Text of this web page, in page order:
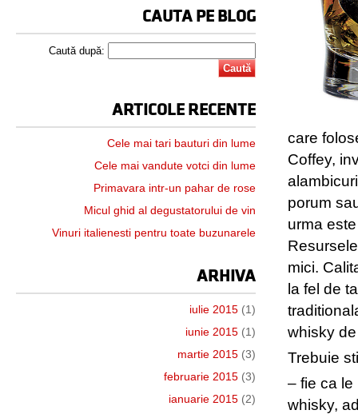
care
Coffey,
porum
urma
mici.
la fel de
whisky
Trebuie
– fie ca le
whisky,
CAUTA PE BLOG
Caută după:
ARTICOLE RECENTE
Cele mai tari bauturi din lume
Cele mai vandute votci din lume
Primavara intr-un pahar de rose
Micul ghid al degustatorului de vin
Vinuri italienesti pentru toate buzunarele
ARHIVA
iulie 2015 (1)
iunie 2015 (1)
martie 2015 (3)
februarie 2015 (3)
ianuarie 2015 (2)